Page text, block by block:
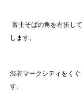
富士そばの角を右折し
します。
渋谷マークシティをく
す。